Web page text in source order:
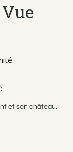
et son château.